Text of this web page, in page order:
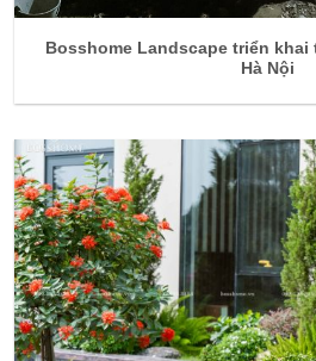
Bosshome Landscape triển
Hà Nội